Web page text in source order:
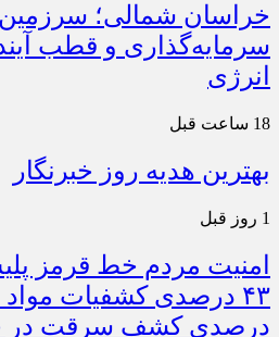
خراسان شمالی؛
سرمایه‌گذاری و قطب
انرژی
18 ساعت قبل
بهترین هدیه روز خبرنگار
1 روز قبل
امنیت مردم خط قرمز
درصدی کشف سرقت در